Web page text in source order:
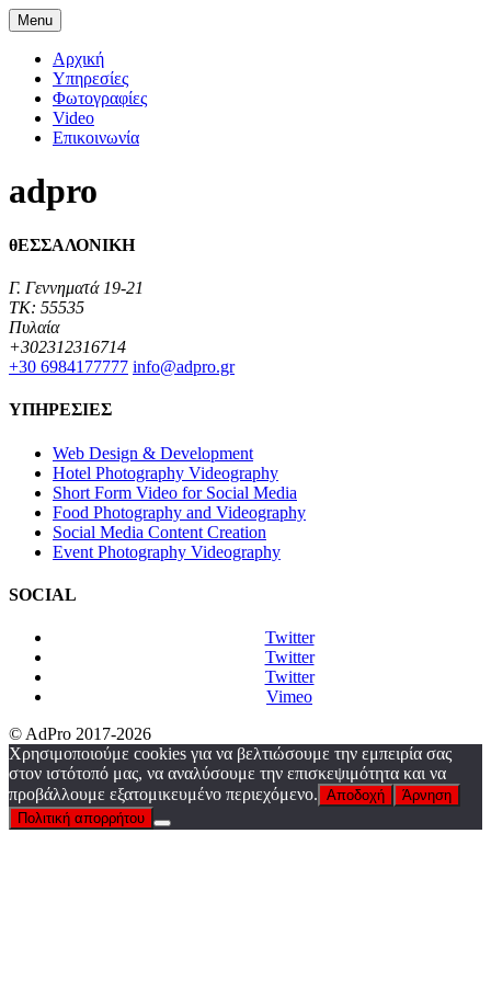
Menu
Αρχική
Υπηρεσίες
Φωτογραφίες
Video
Επικοινωνία
adpro
θΕΣΣΑΛΟΝΙΚΗ
Γ. Γεννηματά 19-21
TK: 55535
Πυλαία
+302312316714
+30 6984177777‬ info@adpro.gr
ΥΠΗΡΕΣΙΕΣ
Web Design & Development
Hotel Photography Videography
Short Form Video for Social Media
Food Photography and Videography
Social Media Content Creation
Event Photography Videography
SOCIAL
Twitter
Twitter
Twitter
Vimeo
© AdPro 2017-2026
Χρησιμοποιούμε cookies για να βελτιώσουμε την εμπειρία σας
στον ιστότοπό μας, να αναλύσουμε την επισκεψιμότητα και να
προβάλλουμε εξατομικευμένο περιεχόμενο. Αποδοχή
Άρνηση
Πολιτική απορρήτου